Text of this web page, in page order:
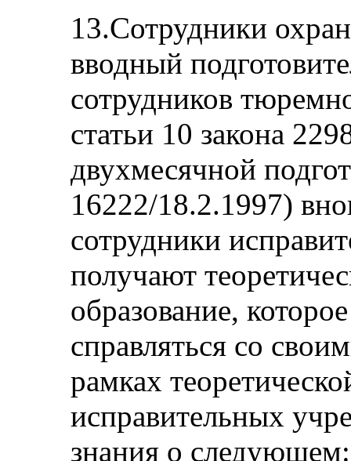
13.Сотрудники
вводный
сотрудников
статьи 10 закона
двухмесячной
16222/18.2.1997)
сотрудники
получают
образование,
справляться со
рамках
исправительных
знания о следующем: